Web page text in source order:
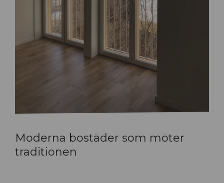
Moderna bostäder som möter
traditionen